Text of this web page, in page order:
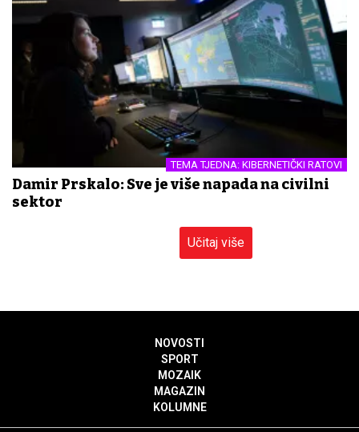
TEMA TJEDNA: KIBERNETIČKI RATOVI
Damir Prskalo: Sve je više napada na civilni
sektor
Učitaj više
NOVOSTI
SPORT
MOZAIK
MAGAZIN
KOLUMNE